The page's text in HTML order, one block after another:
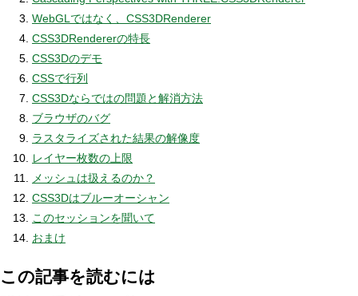
WebGLではなく、CSS3DRenderer
CSS3DRendererの特長
CSS3Dのデモ
CSSで行列
CSS3Dならではの問題と解消方法
ブラウザのバグ
ラスタライズされた結果の解像度
レイヤー枚数の上限
メッシュは扱えるのか？
CSS3Dはブルーオーシャン
このセッションを聞いて
おまけ
この記事を読むには